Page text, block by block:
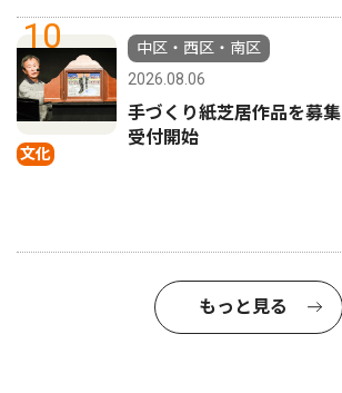
10
文化
中区・西区・南区
2026.08.06
手づくり紙芝居作品を募
受付開始
もっと見る